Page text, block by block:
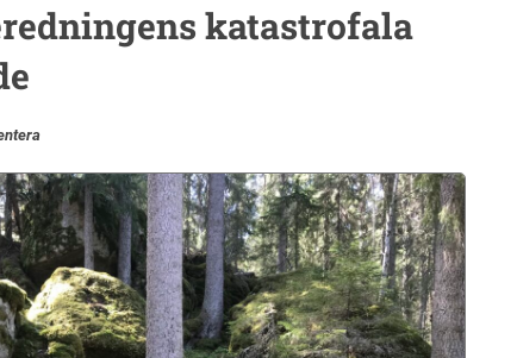
katastrofala